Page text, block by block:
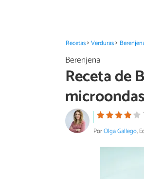
Recetas Verduras
Berenjena
Receta de
microondas
PorOlga Gallego,